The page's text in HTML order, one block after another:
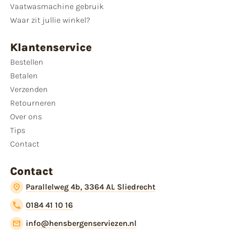
Vaatwasmachine gebruik
Waar zit jullie winkel?
Klantenservice
Bestellen
Betalen
Verzenden
Retourneren
Over ons
Tips
Contact
Contact
Parallelweg 4b, 3364 AL Sliedrecht
0184 41 10 16
info@hensbergenserviezen.nl